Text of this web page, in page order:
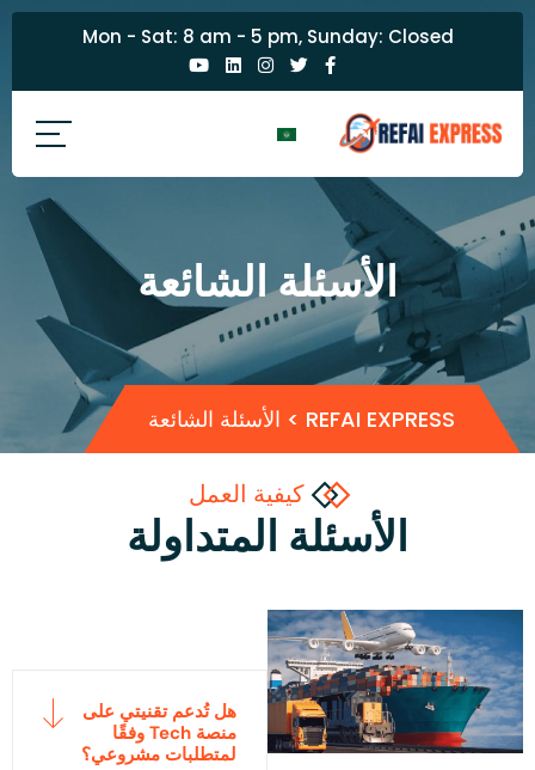
Mon - Sat: 8 am - 5 pm, Sunday: Closed
الأسئلة الشائعة
REFAI EXPRESS
> الأسئلة الشائعة
كيفية العمل
الأسئلة المتداولة
هل تُدعم تقنيتي على
منصة Tech وفقًا
لمتطلبات مشروعي؟